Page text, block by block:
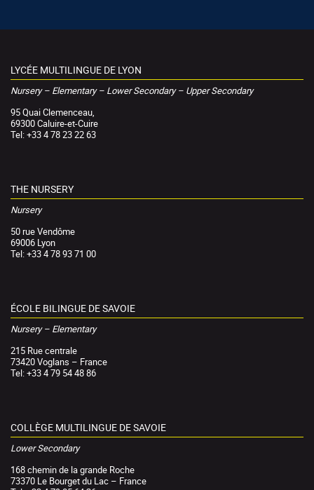
LYCÉE MULTILINGUE DE LYON
Nursery – Elementary – Lower Secondary – Upper Secondary
95 Quai Clemenceau,
69300 Caluire-et-Cuire
Tel: +33 4 78 23 22 63
THE NURSERY
Nursery
50 rue Vendôme
69006 Lyon
Tel: +33 4 78 93 71 00
ÉCOLE BILINGUE DE SAVOIE
Nursery – Elementary
215 Rue centrale
73420 Voglans – France
Tel: +33 4 79 54 48 86
COLLÈGE MULTILINGUE DE SAVOIE
Lower Secondary
168 chemin de la grande Roche
73370 Le Bourget du Lac – France